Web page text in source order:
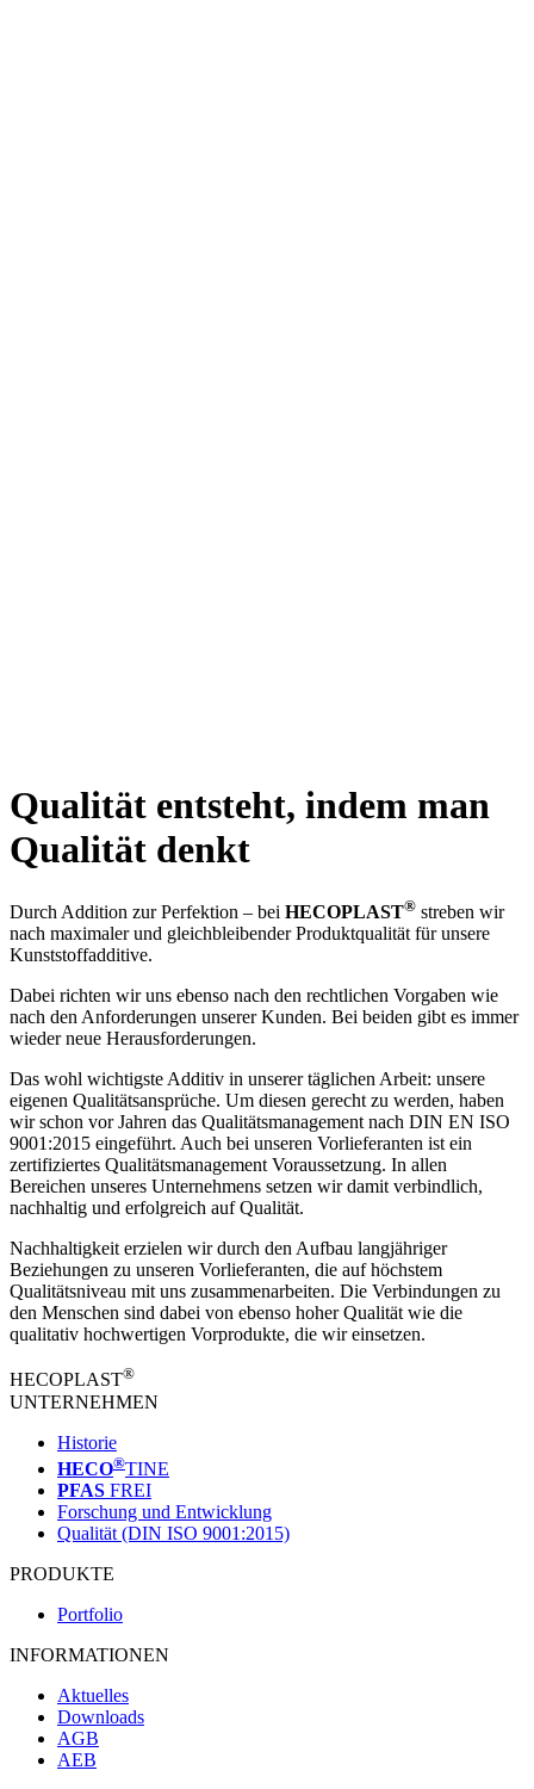
Qualität entsteht, indem man
Qualität denkt
Durch Addition zur Perfektion – bei HECOPLAST® streben wir
nach maximaler und gleichbleibender Produktqualität für unsere
Kunststoffadditive.
Dabei richten wir uns ebenso nach den rechtlichen Vorgaben wie
nach den Anforderungen unserer Kunden. Bei beiden gibt es immer
wieder neue Herausforderungen.
Das wohl wichtigste Additiv in unserer täglichen Arbeit: unsere
eigenen Qualitätsansprüche. Um diesen gerecht zu werden, haben
wir schon vor Jahren das Qualitätsmanagement nach DIN EN ISO
9001:2015 eingeführt. Auch bei unseren Vorlieferanten ist ein
zertifiziertes Qualitätsmanagement Voraussetzung. In allen
Bereichen unseres Unternehmens setzen wir damit verbindlich,
nachhaltig und erfolgreich auf Qualität.
Nachhaltigkeit erzielen wir durch den Aufbau langjähriger
Beziehungen zu unseren Vorlieferanten, die auf höchstem
Qualitätsniveau mit uns zusammenarbeiten. Die Verbindungen zu
den Menschen sind dabei von ebenso hoher Qualität wie die
qualitativ hochwertigen Vorprodukte, die wir einsetzen.
HECOPLAST®
UNTERNEHMEN
Historie
HECO®TINE
PFAS FREI
Forschung und Entwicklung
Qualität (DIN ISO 9001:2015)
PRODUKTE
Portfolio
INFORMATIONEN
Aktuelles
Downloads
AGB
AEB